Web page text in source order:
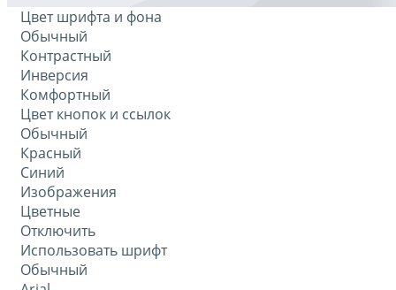
Цвет шрифта и фона
Обычный
Контрастный
Инверсия
Комфортный
Цвет кнопок и ссылок
Обычный
Красный
Синий
Изображения
Цветные
Отключить
Использовать шрифт
Обычный